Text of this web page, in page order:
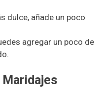
dulce, añade un poco
agregar un poco de